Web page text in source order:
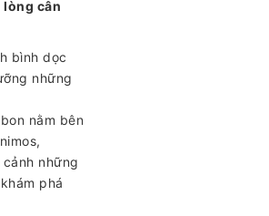
lòng cân
bình dọc
những
nằm bên
những
phá